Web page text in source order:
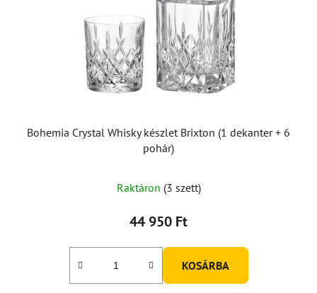
Bohemia Crystal Whisky készlet Brixton (1 dekanter + 6
pohár)
Raktáron (3 szett)
44 950 Ft
KOSÁRBA